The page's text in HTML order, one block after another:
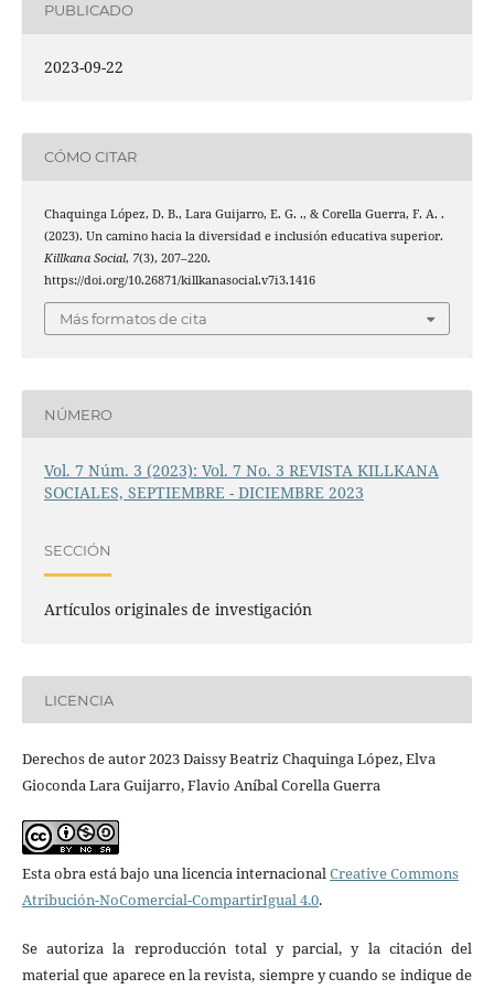
PUBLICADO
2023-09-22
CÓMO CITAR
Chaquinga López, D. B., Lara Guijarro, E. G. ., & Corella Guerra, F. A. .
(2023). Un camino hacia la diversidad e inclusión educativa superior.
Killkana Social, 7(3), 207–220.
https://doi.org/10.26871/killkanasocial.v7i3.1416
Más formatos de cita
NÚMERO
Vol. 7 Núm. 3 (2023): Vol. 7 No. 3 REVISTA KILLKANA
SOCIALES, SEPTIEMBRE - DICIEMBRE 2023
SECCIÓN
Artículos originales de investigación
LICENCIA
Derechos de autor 2023 Daissy Beatriz Chaquinga López, Elva
Gioconda Lara Guijarro, Flavio Aníbal Corella Guerra
Esta obra está bajo una licencia internacionalCreative Commons
Atribución-NoComercial-CompartirIgual 4.0.
Se autoriza la reproducción total y parcial, y la citación del
material que aparece en la revista, siempre y cuando se indique de